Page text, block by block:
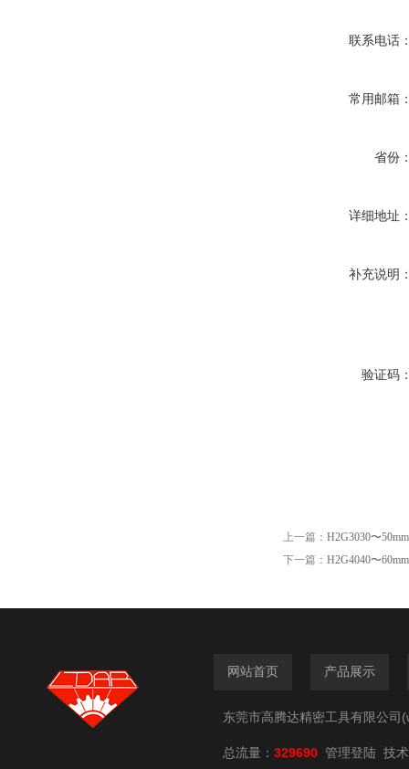
联系电话
常用邮箱
省份
详细地址
补充说明
验证码
上一篇： H2G3030〜
下一篇： H2G4040〜
网站首页 产品展示
东莞市高腾达精密工具有限公司
总流量： 329690 管理登陆 技